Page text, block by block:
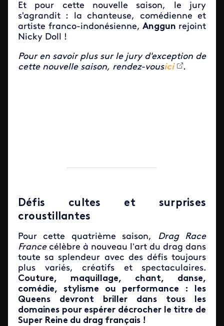
Et pour cette nouvelle saison, le jury
s'agrandit : la chanteuse, comédienne et
artiste franco-indonésienne,Anggun rejoint
Nicky Doll !
Pour en savoir plus sur le jury d'exception de
cette nouvelle saison, rendez-vousici .
Défis cultes et surprises
croustillantes
Pour cette quatrième saison, Drag Race
Francecélèbre à nouveau l’art du drag dans
toute sa splendeur avec des défis toujours
plus variés, créatifs et spectaculaires.
Couture, maquillage, chant, danse,
comédie, stylisme ou performance : les
Queens devront briller dans tous les
domaines pour espérer décrocher le titre de
Super Reine du drag français !